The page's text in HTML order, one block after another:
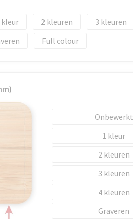
2
3
Full colour
Onbewerkt
1
2
3
4
Graveren